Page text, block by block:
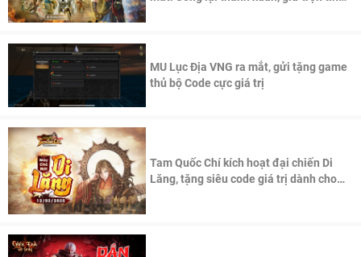
MU Lục Địa VNG ra mắt, gửi tặng game
thủ bộ Code cực giá trị
Tam Quốc Chí kích hoạt đại chiến Di
Lăng, tặng siêu code giá trị dành cho